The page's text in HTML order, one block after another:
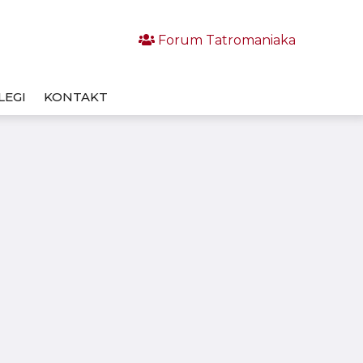
Forum Tatromaniaka
KONTAKT